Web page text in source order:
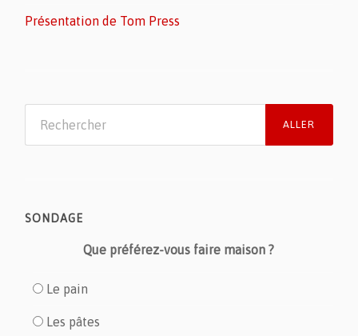
Présentation de Tom Press
SONDAGE
Que préférez-vous faire maison ?
Le pain
Les pâtes